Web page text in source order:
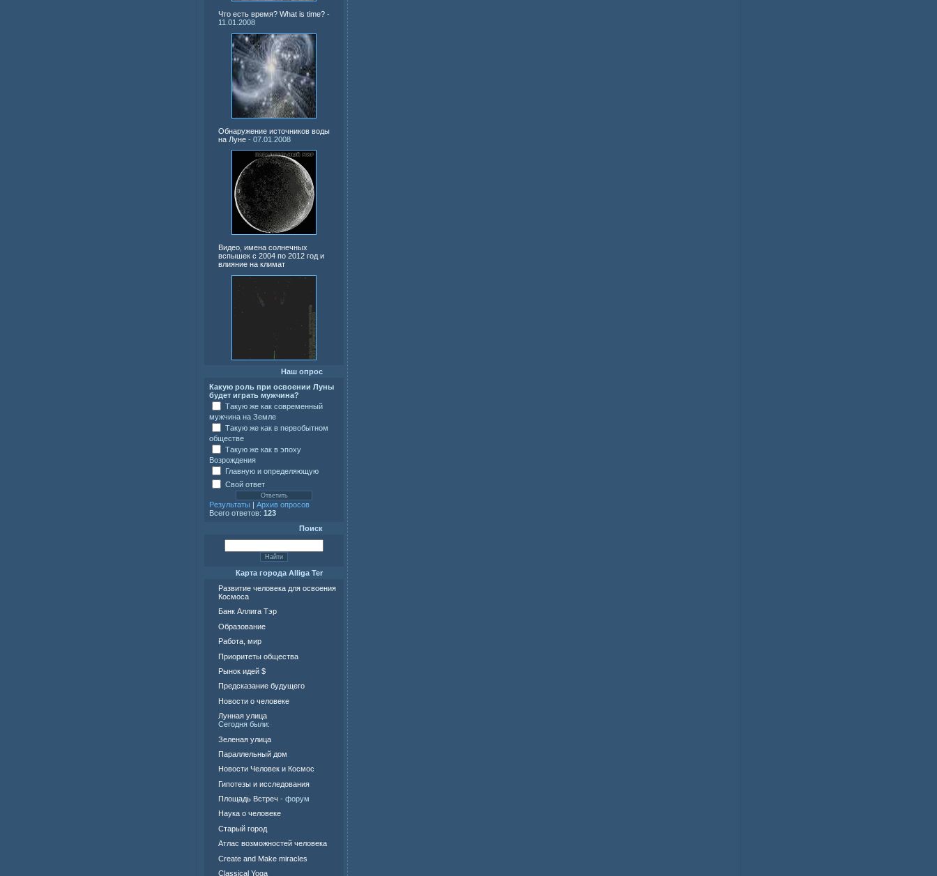
Что есть время? What is time? -
11.01.2008
Обнаружение источников воды
на Луне - 07.01.2008
Видео, имена солнечных
вспышек с 2004 по 2012 год и
влияние на климат
Наш опрос
Какую роль при освоении Луны
будет играть мужчина?
Такую же как современный
мужчина на Земле
Такую же как в первобытном
обществе
Такую же как в эпоху
Возрождения
Главную и определяющую
Свой ответ
Результаты | Архив опросов
Всего ответов: 123
Поиск
Карта города Alliga Ter
Развитие человека для освоения
Космоса
Банк Аллига Тэр
Образование
Работа, мир
Приоритеты общества
Рынок идей $
Предсказание будущего
Новости о человеке
Лунная улица
Сегодня были:
Зеленая улица
Параллельный дом
Новости Человек и Космос
Гипотезы и исследования
Площадь Встреч - форум
Наука о человеке
Старый город
Атлас возможностей человека
Create and Make miracles
Classical Yoga